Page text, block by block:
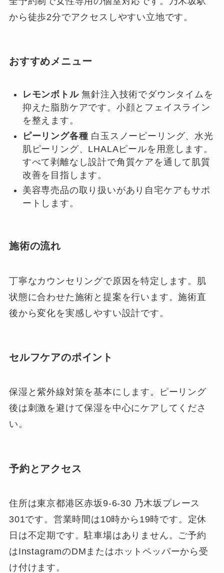
から徒歩2分でアクセスしやすい立地です。
おすすめメニュー
レモンボトル無針注入技術でダウンタイムを
抑えた脂肪ケアです。小顔とフェイスライン
を整えます。
ピーリング各種 白玉スノーピーリング、水光
肌ピーリング、LHALAピールを用意します。
すべて剥離なし設計で角質ケアを通して肌質
改善を目指します。
美容専売品の取り扱いがあり自宅ケアもサポ
ートします。
施術の流れ
丁寧なカウンセリングで原因を特定します。肌
状態に合わせた施術と提案を行います。施術直
後から変化を実感しやすい設計です。
セルフケアのポイント
保湿と紫外線対策を基本にします。ピーリング
後は刺激を避けて保湿を中心にケアしてくださ
い。
予約とアクセス
住所は東京都港区赤坂9-6-30 乃木坂プレース
301です。営業時間は10時から19時です。定休
日は不定期です。駐車場はありません。ご予約
はInstagramのDMまたはホットペッパーから受
け付けます。